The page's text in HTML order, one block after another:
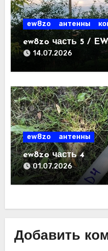
ew8zo антенны
ew8zo часть 5 /
14.07.2026
ew8zo антенны
ew8zo часть 4
01.07.2026
Добавить